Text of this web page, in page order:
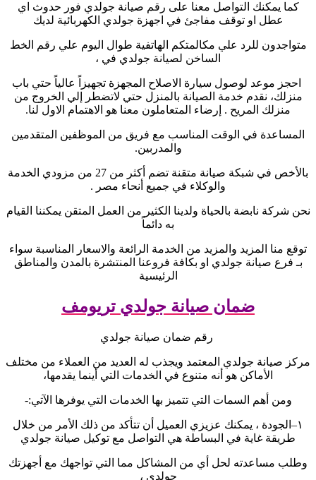
كما يمكنك التواصل معنا على رقم صيانة جولدي فور حدوث اي
عطل او توقف مفاجئ في اجهزة جولدي الكهربائية لديك
متواجدون للرد علي مكالمتكم الهاتفية طوال اليوم علي رقم الخط
الساخن لصيانة جولدي في ،
احجز موعد لوصول سيارة الاصلاح المجهزة تجهيزاً عالياً حتي باب
منزلك، نقدم خدمة الصيانة بالمنزل حتي لاتضطر إلي الخروج من
منزلك المريح . إرضاء المتعاملون معنا هو الاهتمام الاول لنا.
المساعدة في الوقت المناسب مع فريق من الموظفين المتقدمين
والمدربين.
بالأخص في شبكة صيانة متقنة تضم أكثر من 27 من مزودي الخدمة
والوكلاء في جميع أنحاء مصر .
نحن شركة نابضة بالحياة ولدينا الكثير من العمل المتقن يمكننا القيام
به دائماً
توقع منا المزيد والمزيد من الخدمة الرائعة والاسعار المناسبة سواء
بـ فرع صيانة جولدي او بكافة فروعنا المنتشرة بالمدن والمناطق
الرئيسية
ضمان صيانة جولدي تريومف
رقم ضمان صيانة جولدي
مركز صيانة جولدي المعتمد ويجذب له العديد من العملاء من مختلف
الأماكن هو أنه متنوع في الخدمات التي أينما يقدمها،
ومن أهم السمات التي تتميز بها الخدمات التي يوفرها الآتي:-
١– الجودة ، يمكنك عزيزي العميل أن تتأكد من ذلك الأمر من خلال
طريقة غاية في البساطة هي التواصل مع توكيل صيانة جولدي
وطلب مساعدته لحل أي من المشاكل مما التي تواجهك مع أجهزتك
جولدي ،